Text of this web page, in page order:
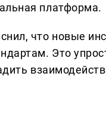
платформа.
что новые
Это